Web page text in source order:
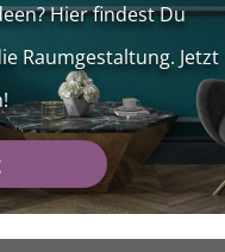
Hier findest Du
Raumgestaltung. Jetzt